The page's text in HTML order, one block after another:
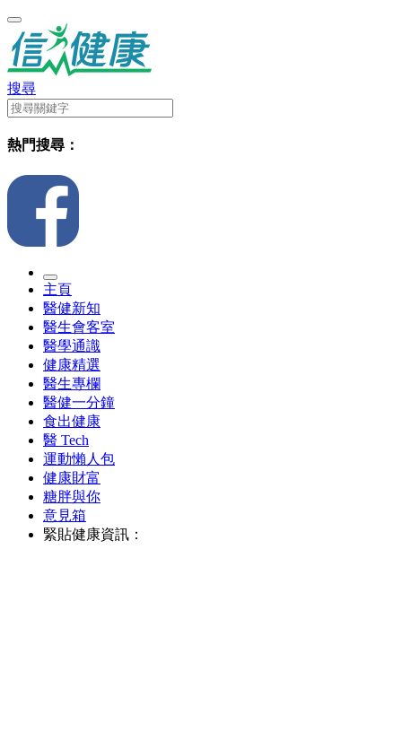
搜尋
熱門搜尋：
主頁
醫健新知
醫生會客室
醫學通識
健康精選
醫生專欄
醫健一分鐘
食出健康
醫 Tech
運動懶人包
健康財富
糖胖與你
意見箱
緊貼健康資訊：